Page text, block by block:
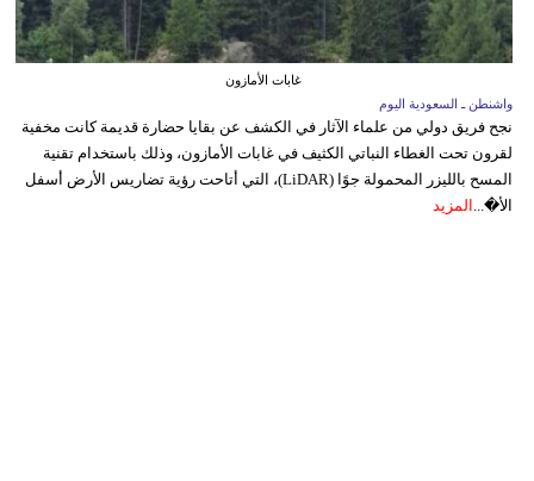
غابات الأمازون
واشنطن ـ السعودية اليوم
نجح فريق دولي من علماء الآثار في الكشف عن بقايا حضارة قديمة كانت مخفية
لقرون تحت الغطاء النباتي الكثيف في غابات الأمازون، وذلك باستخدام تقنية
المسح بالليزر المحمولة جوًا (LiDAR)، التي أتاحت رؤية تضاريس الأرض أسفل
الأ�... المزيد